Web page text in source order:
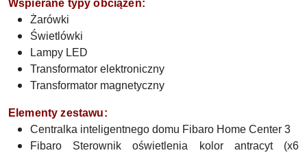
Wspierane typy obciążeń:
Żarówki
Świetlówki
Lampy LED
Transformator elektroniczny
Transformator magnetyczny
Elementy zestawu:
Centralka inteligentnego domu Fibaro Home Center 3
Fibaro Sterownik oświetlenia kolor antracyt (x6